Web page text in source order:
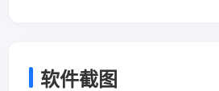
软件截图